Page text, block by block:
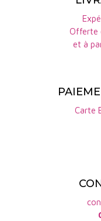
Offerte
et à
Carte